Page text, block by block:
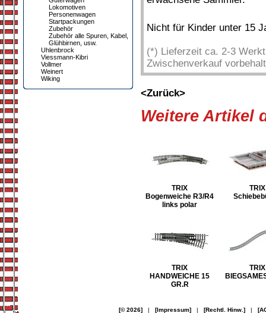
Lokomotiven
Personenwagen
Startpackungen
Zubehör
Zubehör alle Spuren, Kabel,
Glühbirnen, usw.
Uhlenbrock
Viessmann-Kibri
Vollmer
Weinert
Wiking
Nicht für Kinder unter 15
(*) Lieferzeit ca. 2-3
Zwischenverkauf
<Zurück>
Weitere Artikel
TRIX
Bogenweiche R3/R4
links polar
TRIX
TRIX
HANDWEICHE 15
GR.R
TRIX
[© 2026]| [Impressum]| [Rechtl. Hinw.]|